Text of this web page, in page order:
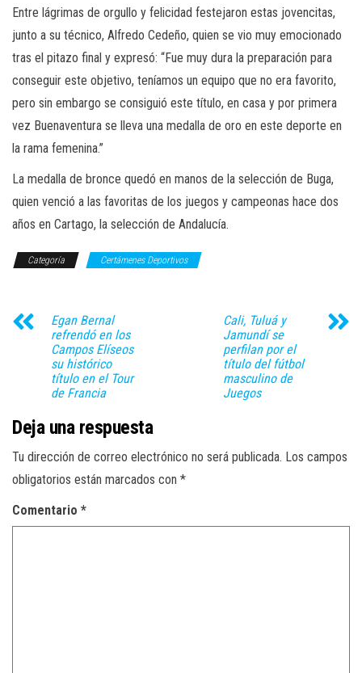
Entre lágrimas de orgullo y felicidad festejaron estas jovencitas,
junto a su técnico, Alfredo Cedeño, quien se vio muy emocionado
tras el pitazo final y expresó: “Fue muy dura la preparación para
conseguir este objetivo, teníamos un equipo que no era favorito,
pero sin embargo se consiguió este título, en casa y por primera
vez Buenaventura se lleva una medalla de oro en este deporte en
la rama femenina.”
La medalla de bronce quedó en manos de la selección de Buga,
quien venció a las favoritas de los juegos y campeonas hace dos
años en Cartago, la selección de Andalucía.
Categoría Certámenes Deportivos
Egan Bernal
refrendó en los
Campos Elíseos
su histórico
título en el Tour
de Francia
Cali, Tuluá y
Jamundí se
perfilan por el
título del fútbol
masculino de
Juegos
Deja una respuesta
Tu dirección de correo electrónico no será publicada. Los campos
obligatorios están marcados con *
Comentario *